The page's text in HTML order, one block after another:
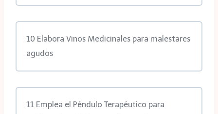
10 Elabora Vinos Medicinales para malestares
agudos
11 Emplea el Péndulo Terapéutico para